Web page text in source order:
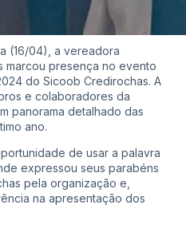
(16/04), a vereadora
marcou presença no evento
do Sicoob Credirochas. A
e colaboradores da
panorama detalhado das
ano.
de usar a palavra
expressou seus parabéns
pela organização e,
na apresentação dos